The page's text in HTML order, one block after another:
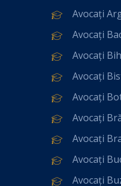
Avocați
Avocați
Avocați
Avocați
Avocați
Avocați
Avocați
Avocați
Avocați